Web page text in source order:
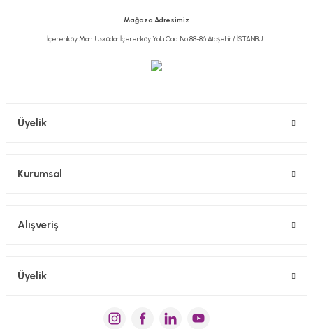
Mağaza Adresimiz
İçerenköy Mah. Üsküdar İçerenköy Yolu Cad. No:88-86 Ataşehir / İSTANBUL
Üyelik
Kurumsal
Alışveriş
Üyelik